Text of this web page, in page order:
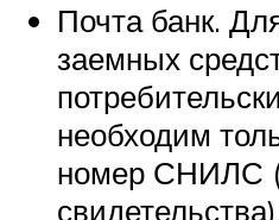
Почта банк.
заемных
необходим
номер СНИЛС